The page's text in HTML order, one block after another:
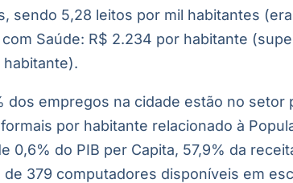
sendo 5,28 leitos por mil habitantes
Saúde: R$ 2.234 por habitante
habitante).
dos empregos na cidade estão no setor
por habitante relacionado à
0,6% do PIB per Capita, 57,9% da
379 computadores disponíveis em